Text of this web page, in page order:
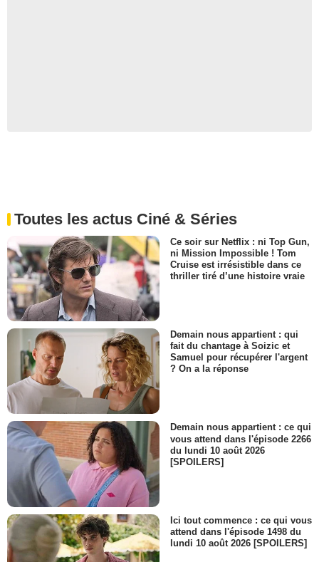
Toutes les actus Ciné & Séries
Ce soir sur Netflix : ni Top Gun,
ni Mission Impossible ! Tom
Cruise est irrésistible dans ce
thriller tiré d’une histoire vraie
Demain nous appartient : qui
fait du chantage à Soizic et
Samuel pour récupérer l'argent
? On a la réponse
Demain nous appartient : ce qui
vous attend dans l'épisode 2266
du lundi 10 août 2026
[SPOILERS]
Ici tout commence : ce qui vous
attend dans l'épisode 1498 du
lundi 10 août 2026 [SPOILERS]